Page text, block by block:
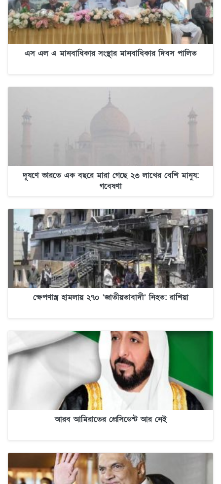
এস এল এ মানবাধিকার সংস্থার মানবাধিকার দিবস পালিত
দূষণে ভারতে এক বছরে মারা গেছে ২৩ লাখের বেশি মানুষ:
গবেষণা
ক্ষেপণাস্ত্র হামলায় ২৭০ ‘জাতীয়তাবাদী’ নিহত: রাশিয়া
আরব আমিরাতের প্রেসিডেন্ট আর নেই